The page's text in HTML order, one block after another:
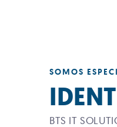
SOMOS
BTS IT